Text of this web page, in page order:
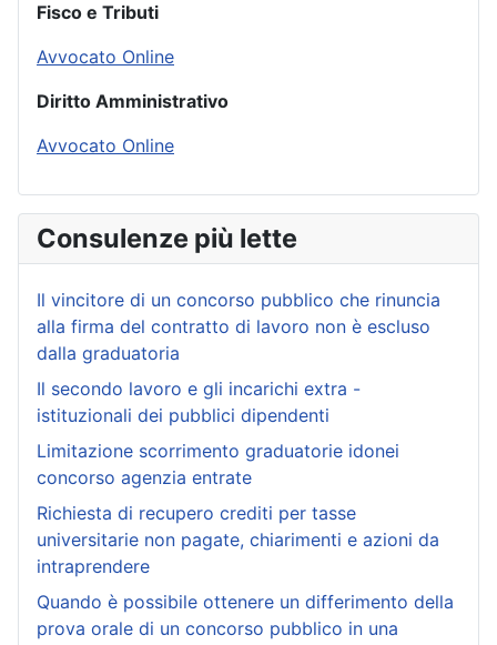
Fisco e Tributi
Avvocato Online
Diritto Amministrativo
Avvocato Online
Consulenze più lette
Il vincitore di un concorso pubblico che rinuncia
alla firma del contratto di lavoro non è escluso
dalla graduatoria
Il secondo lavoro e gli incarichi extra -
istituzionali dei pubblici dipendenti
Limitazione scorrimento graduatorie idonei
concorso agenzia entrate
Richiesta di recupero crediti per tasse
universitarie non pagate, chiarimenti e azioni da
intraprendere
Quando è possibile ottenere un differimento della
prova orale di un concorso pubblico in una